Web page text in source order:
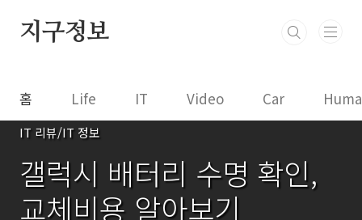
지구정보
홈 Life IT Video Car
IT 리뷰/IT 정보
갤럭시 배터리 수명 확인,
교체비용 알아보기